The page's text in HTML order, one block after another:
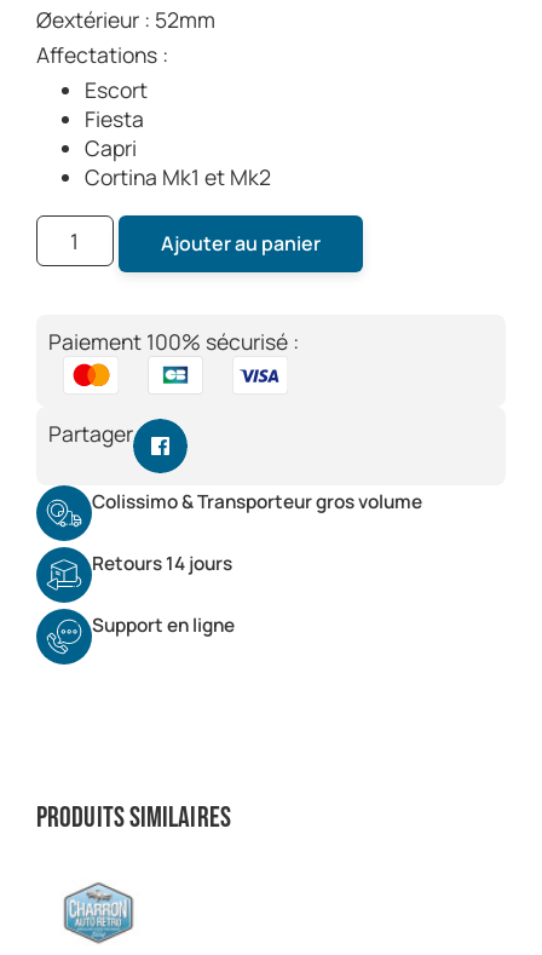
Øextérieur : 52mm
Affectations :
Escort
Fiesta
Capri
Cortina Mk1 et Mk2
Ajouter au panier
Paiement 100% sécurisé :
Partager
Colissimo & Transporteur gros volume
Retours 14 jours
Support en ligne
Produits similaires